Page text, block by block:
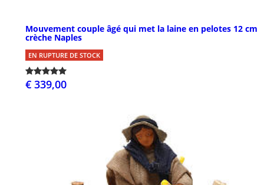
Mouvement couple âgé qui met la laine en pelotes 12 cm
crèche Naples
EN RUPTURE DE STOCK
€ 339,00